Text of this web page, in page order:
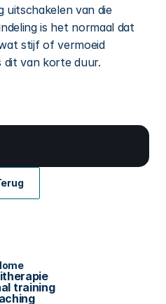
uitschakelen van die
is het normaal dat
stijf of vermoeid
dit van korte duur.
training